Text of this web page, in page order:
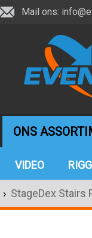
Mail ons:
ONS
VIDEO
› StageDex Stairs